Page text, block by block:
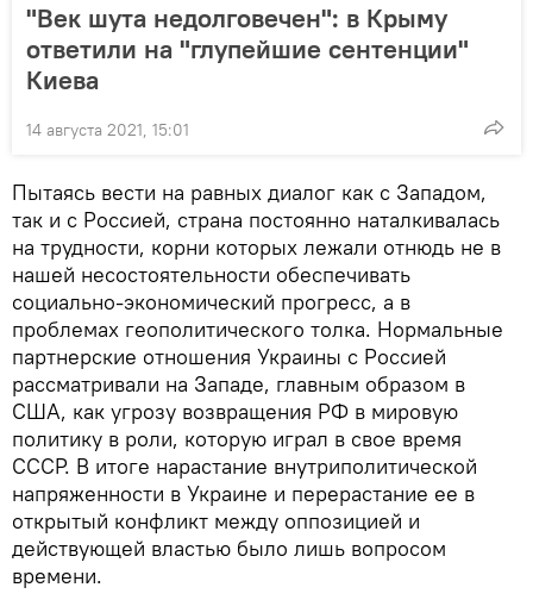
"Век шута недолговечен": в Крыму
ответили на "глупейшие сентенции"
Киева
14 августа 2021, 15:01
Пытаясь вести на равных диалог как с Западом,
так и с Россией, страна постоянно наталкивалась
на трудности, корни которых лежали отнюдь не в
нашей несостоятельности обеспечивать
социально-экономический прогресс, а в
проблемах геополитического толка. Нормальные
партнерские отношения Украины с Россией
рассматривали на Западе, главным образом в
США, как угрозу возвращения РФ в мировую
политику в роли, которую играл в свое время
СССР. В итоге нарастание внутриполитической
напряженности в Украине и перерастание ее в
открытый конфликт между оппозицией и
действующей властью было лишь вопросом
времени.